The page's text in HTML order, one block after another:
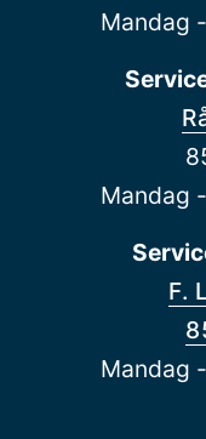
Mandag
Mandag
F.
Mandag